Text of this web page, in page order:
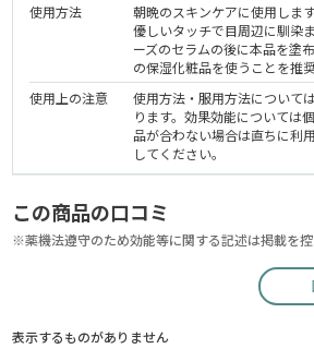
使用方法
朝晩のスキンケアに使用しま
優しいタッチで目周辺に馴染
ーズのセラムの後に本品を塗
の保湿化粧品を使うことを推奨
使用上の注意
使用方法・服用方法について
ります。効果効能については
品が合わない場合は直ちに利
してください。
この商品の口コミ
※薬機法遵守のため効能等に関する記述は掲載を
表示するものがありません